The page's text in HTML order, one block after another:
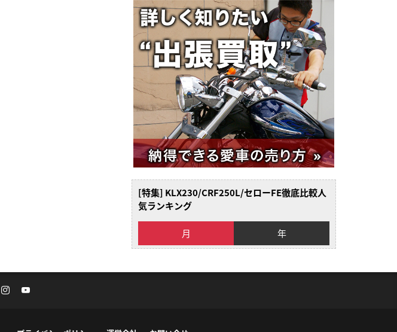
[特集] KLX230/CRF250L/セローFE徹底比較人
気ランキング
月 年